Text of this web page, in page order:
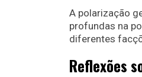
A polarização
profundas na
diferentes
Reflexões